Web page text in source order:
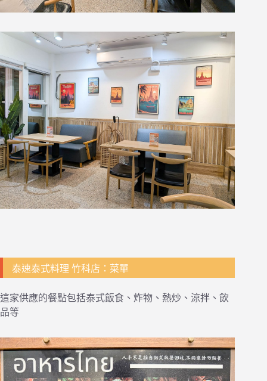
泰速泰式料理 竹科店：菜單
這家供應的餐點包括泰式飯食、炸物、熱炒、涼拌、飲
品等